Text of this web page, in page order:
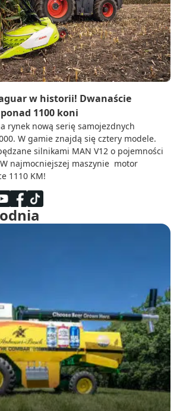
rolniczej
w historii! Dwanaście
1100 koni
rynek nową serię samojezdnych
W gamie znajdą się cztery modele.
silnikami MAN V12 o pojemności
najmocniejszej maszynie motor
1110 KM!